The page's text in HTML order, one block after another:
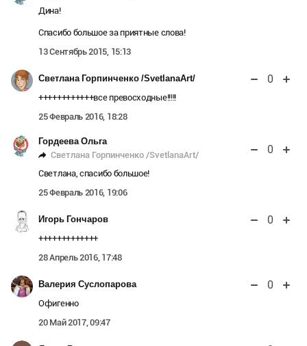
Дина!
Спасибо большое за приятные слова!
13 Сентябрь 2015, 15:13
Светлана Горпинченко /SvetlanaArt/ 0
++++++++++++все превосходные!!!!!
25 Февраль 2016, 18:28
Гордеева Ольга
Светлана Горпинченко /SvetlanaArt/
0
Светлана, спасибо большое!
25 Февраль 2016, 19:06
Игорь Гончаров 0
+++++++++++++
28 Апрель 2016, 17:48
Валерия Суслопарова 0
Офигенно
20 Май 2017, 09:47